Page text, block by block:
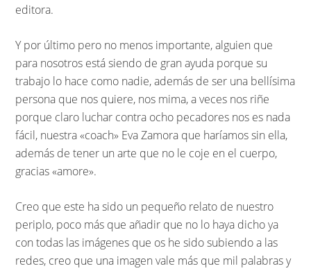
editora.
Y por último pero no menos importante, alguien que
para nosotros está siendo de gran ayuda porque su
trabajo lo hace como nadie, además de ser una bellísima
persona que nos quiere, nos mima, a veces nos riñe
porque claro luchar contra ocho pecadores nos es nada
fácil, nuestra «coach» Eva Zamora que haríamos sin ella,
además de tener un arte que no le coje en el cuerpo,
gracias «amore».
Creo que este ha sido un pequeño relato de nuestro
periplo, poco más que añadir que no lo haya dicho ya
con todas las imágenes que os he sido subiendo a las
redes, creo que una imagen vale más que mil palabras y